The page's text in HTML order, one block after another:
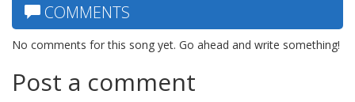
COMMENTS
No comments for this song yet. Go ahead and write something!
Post a comment